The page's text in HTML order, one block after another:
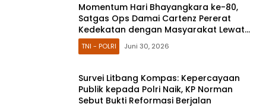
Momentum Hari Bhayangkara ke-80,
Satgas Ops Damai Cartenz Pererat
Kedekatan dengan Masyarakat Lewat
Bakti Sosial
TNI - POLRI Juni 30, 2026
Survei Litbang Kompas: Kepercayaan
Publik kepada Polri Naik, KP Norman
Sebut Bukti Reformasi Berjalan